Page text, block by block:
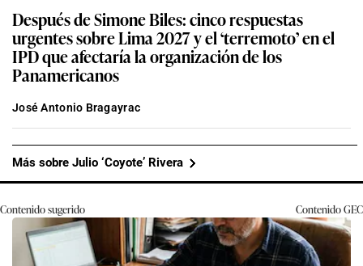
Después de Simone Biles: cinco respuestas
urgentes sobre Lima 2027 y el ‘terremoto’ en el
IPD que afectaría la organización de los
Panamericanos
José Antonio Bragayrac
Más sobre Julio ‘Coyote’ Rivera
Contenido sugerido ContenidoGEC